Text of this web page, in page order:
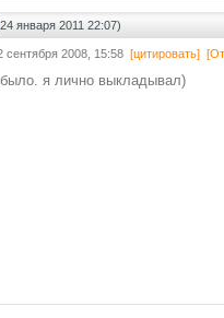
января 2011 22:07)
сентября 2008, 15:58 [цитировать]
было. я лично выкладывал)